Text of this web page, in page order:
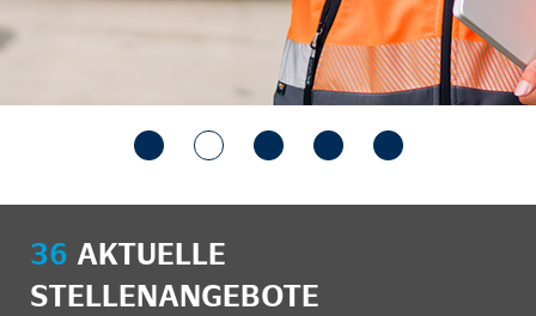
36 AKTUELLE
STELLENANGEBOTE